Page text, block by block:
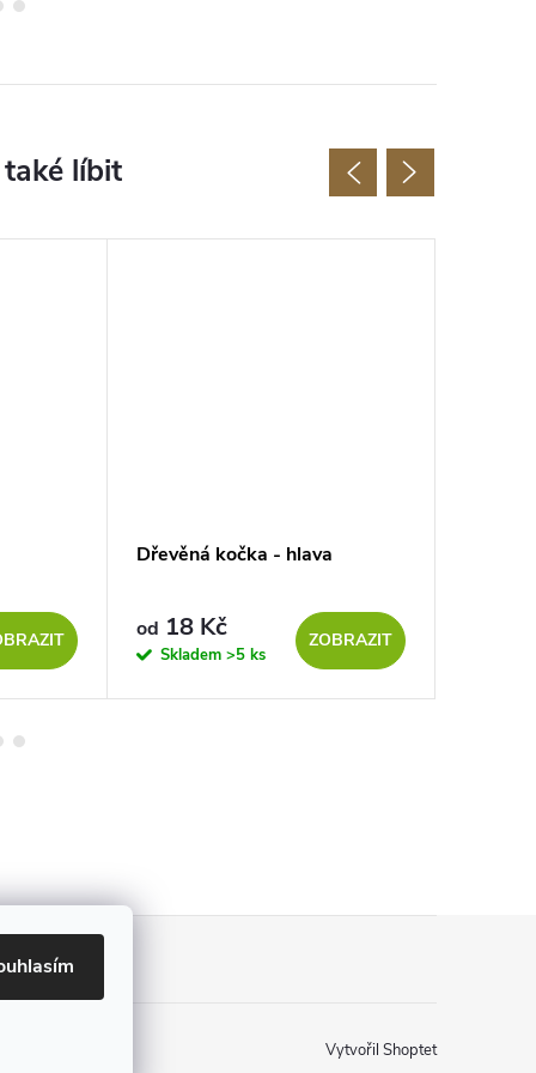
Dřevěná kočka - hlava
od 18 Kč
Skladem >5 ks
ZOBRAZIT
Vytvořil Shoptet